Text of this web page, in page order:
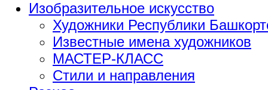
Изобразительное искусство
Художники Республики
Известные имена художников
МАСТЕР-КЛАСС
Стили и направления